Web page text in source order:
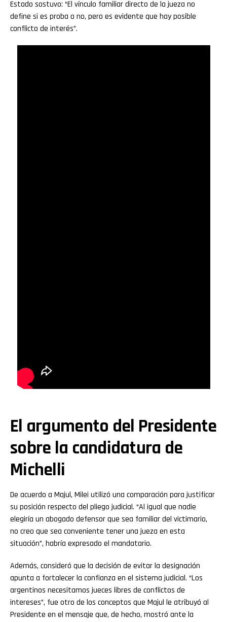
Estado sostuvo: “El vínculo familiar directo de la jueza no
define si es proba o no, pero es evidente que hay posible
conflicto de interés”.
El argumento del Presidente
sobre la candidatura de
Michelli
De acuerdo a Majul, Milei utilizó una comparación para justificar
su posición respecto del pliego judicial. “Al igual que nadie
elegiría un abogado defensor que sea familiar del victimario,
no creo que sea conveniente tener una jueza en esta
situación”, habría expresado el mandatario.
Además, consideró que la decisión de evitar la designación
apunta a fortalecer la confianza en el sistema judicial. “Los
argentinos necesitamos jueces libres de conflictos de
intereses”, fue otro de los conceptos que Majul le atribuyó al
Presidente en el mensaje que, de hecho, mostró ante la